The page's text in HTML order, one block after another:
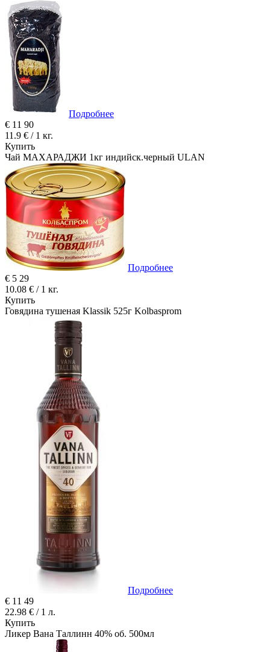
Подробнее
€ 11 90
11.9 € / 1 кг.
Купить
Чай МАХАРАДЖИ 1кг индийск.черный ULAN
Подробнее
€ 5 29
10.08 € / 1 кг.
Купить
Говядина тушеная Klassik 525г Kolbasprom
Подробнее
€ 11 49
22.98 € / 1 л.
Купить
Ликер Вана Таллинн 40% об. 500мл